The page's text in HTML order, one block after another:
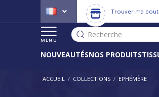
Trouver ma
MENU
Recherche
NOUVEAUTÉSNOS PRODUITS
ACCUEIL / COLLECTIONS / EPHÉMÈRE